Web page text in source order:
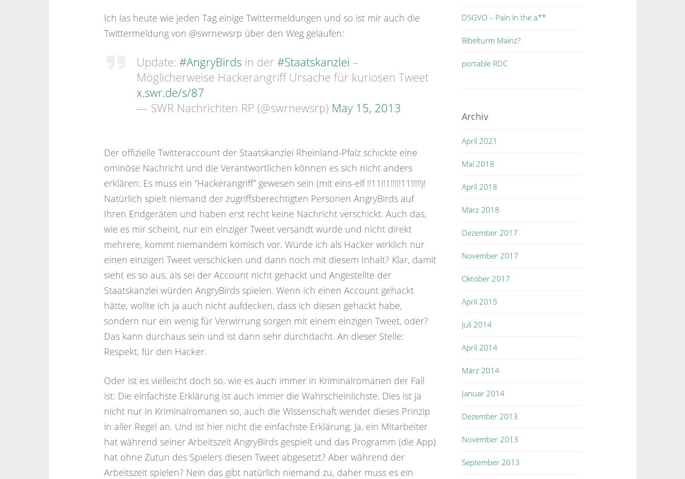
Ich las heute wie jeden Tag einige Twittermeldungen und so ist mir auch die
Twittermeldung von @swrnewsrp über den Weg gelaufen:
Update: #AngryBirdsin der #Staatskanzlei –
Möglicherweise Hackerangriff Ursache für kuriosen Tweet
x.swr.de/s/87
— SWR Nachrichten RP (@swrnewsrp) May 15, 2013
Der offizielle Twitteraccount der Staatskanzlei Rheinland-Pfalz schickte eine
ominöse Nachricht und die Verantwortlichen können es sich nicht anders
erklären: Es muss ein “Hackerangriff” gewesen sein (mit eins-elf !!11!!1!!!!!11!!!!!)!
Natürlich spielt niemand der zugriffsberechtigten Personen AngryBirds auf
Ihren Endgeräten und haben erst recht keine Nachricht verschickt. Auch das,
wie es mir scheint, nur ein einziger Tweet versandt wurde und nicht direkt
mehrere, kommt niemandem komisch vor. Würde ich als Hacker wirklich nur
einen einzigen Tweet verschicken und dann noch mit diesem Inhalt? Klar, damit
sieht es so aus, als sei der Account nicht gehackt und Angestellte der
Staatskanzlei würden AngryBirds spielen. Wenn ich einen Account gehackt
hätte, wollte ich ja auch nicht aufdecken, dass ich diesen gehackt habe,
sondern nur ein wenig für Verwirrung sorgen mit einem einzigen Tweet, oder?
Das kann durchaus sein und ist dann sehr durchdacht. An dieser Stelle:
Respekt, für den Hacker.
Oder ist es vielleicht doch so, wie es auch immer in Kriminalromanen der Fall
ist: Die einfachste Erklärung ist auch immer die Wahrscheinlichste. Dies ist ja
nicht nur in Kriminalromanen so, auch die Wissenschaft wendet dieses Prinzip
in aller Regel an. Und ist hier nicht die einfachste Erklärung: Ja, ein Mitarbeiter
hat während seiner Arbeitszeit AngryBirds gespielt und das Programm (die App)
hat ohne Zutun des Spielers diesen Tweet abgesetzt? Aber während der
Arbeitszeit spielen? Nein das gibt natürlich niemand zu, daher muss es ein
DSGVO – Pain in the a**
Bibelturm Mainz?
portable RDC
Archiv
April 2021
Mai 2018
April 2018
März 2018
Dezember 2017
November 2017
Oktober 2017
April 2015
Juli 2014
April 2014
März 2014
Januar 2014
Dezember 2013
November 2013
September 2013